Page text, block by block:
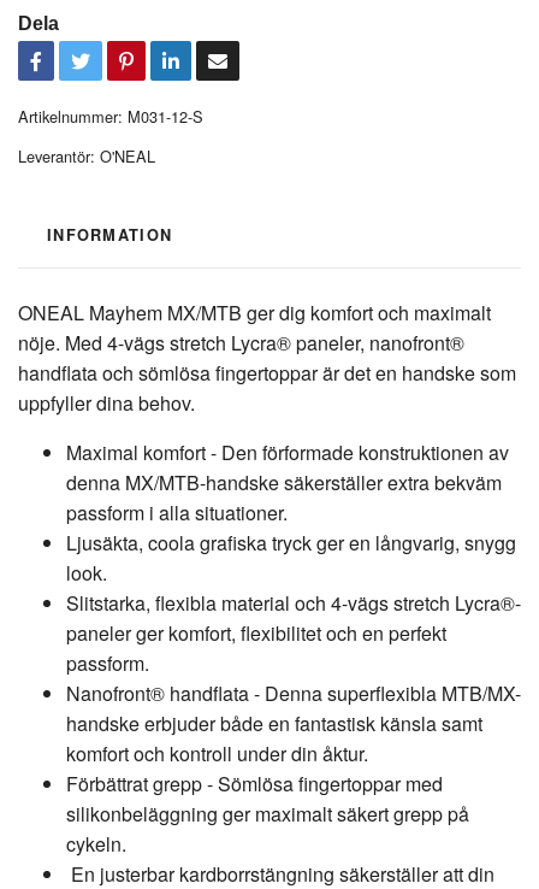
Dela
Artikelnummer: M031-12-S
Leverantör: O'NEAL
INFORMATION
ONEAL Mayhem MX/MTB ger dig komfort och maximalt
nöje. Med 4-vägs stretch Lycra® paneler, nanofront®
handflata och sömlösa fingertoppar är det en handske som
uppfyller dina behov.
Maximal komfort - Den förformade konstruktionen av
denna MX/MTB-handske säkerställer extra bekväm
passform i alla situationer.
Ljusäkta, coola grafiska tryck ger en långvarig, snygg
look.
Slitstarka, flexibla material och 4-vägs stretch Lycra®-
paneler ger komfort, flexibilitet och en perfekt
passform.
Nanofront® handflata - Denna superflexibla MTB/MX-
handske erbjuder både en fantastisk känsla samt
komfort och kontroll under din åktur.
Förbättrat grepp - Sömlösa fingertoppar med
silikonbeläggning ger maximalt säkert grepp på
cykeln.
En justerbar kardborrstängning säkerställer att din